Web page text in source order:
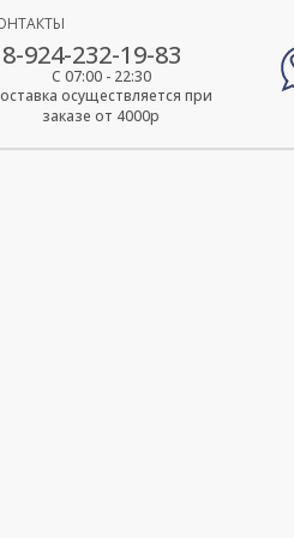
8-924-232-19-83
осуществляется при
заказе от 4000р
С 07:00 - 22:30